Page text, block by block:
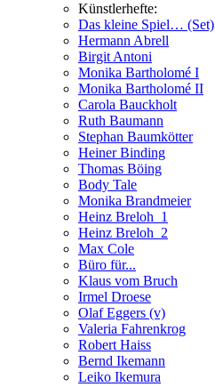
Künstlerhefte:
Das kleine Spiel… (Set)
Hermann Abrell
Birgit Antoni
Monika Bartholomé I
Monika Bartholomé II
Carola Bauckholt
Ruth Baumann
Stephan Baumkötter
Heiner Binding
Thomas Böing
Body Tale
Monika Brandmeier
Heinz Breloh_1
Heinz Breloh_2
Max Cole
Büro für...
Klaus vom Bruch
Irmel Droese
Olaf Eggers (v)
Valeria Fahrenkrog
Robert Haiss
Bernd Ikemann
Leiko Ikemura